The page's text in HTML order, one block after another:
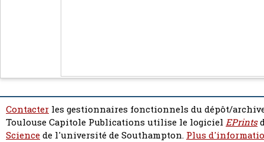
Contacter les gestionnaires fonctionnels du dépôt/
Toulouse Capitole Publications utilise le logiciel EPrints
Sciencede l'université de Southampton. Plus